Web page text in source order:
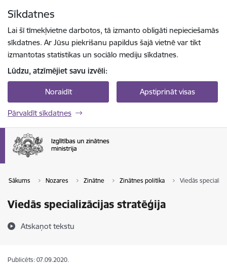
Sīkdatnes
Lai šī tīmekļvietne darbotos, tā izmanto obligāti nepieciešamās
sīkdatnes. Ar Jūsu piekrišanu papildus šajā vietnē var tikt
izmantotas statistikas un sociālo mediju sīkdatnes.
Lūdzu, atzīmējiet savu izvēli:
Noraidīt Apstiprināt visas
Pārvaldīt sīkdatnes
Sākums Nozares Zinātne Zinātnes politika Viedās
Viedās specializācijas stratēģija
Atskaņot tekstu
Publicēts: 07.09.2020.